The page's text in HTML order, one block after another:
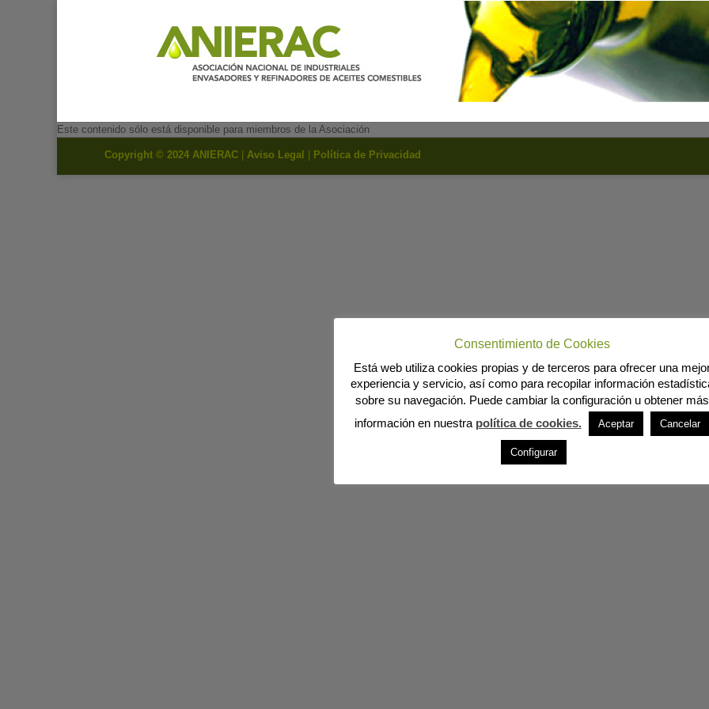
Este contenido sólo está disponible para miembros de la Asociación
Copyright © 2024 ANIERAC Aviso Legal Política de Privacidad
Consentimiento de Cookies
Está web utiliza cookies propias y de terceros para ofrecer una
experiencia y servicio, así como para recopilar información
sobre su navegación. Puede cambiar la configuración u obtener más
información en nuestra política de cookies. Aceptar Cancelar
Configurar